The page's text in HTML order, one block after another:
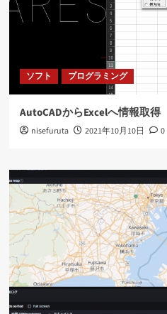
ソフト プログラミング
AutoCADからExcelへ情報取得
nisefuruta 2021年10月10日 0